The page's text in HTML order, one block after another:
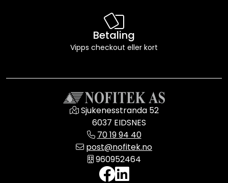
Betaling
Vipps checkout eller kort
Sjukenesstranda 52
6037 EIDSNES
70 19 94 40
post@nofitek.no
960952464